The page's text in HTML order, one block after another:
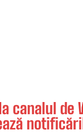
canalul de